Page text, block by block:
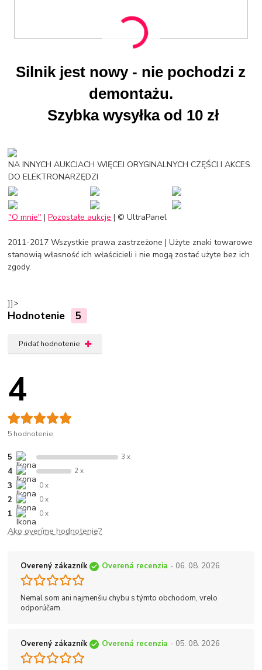
Silnik jest nowy - nie pochodzi z
demontażu.
Szybka wysyłka od 10 zł
NA INNYCH AUKCJACH WIĘCEJ ORYGINALNYCH CZĘŚCI I AKCES.
DO ELEKTRONARZĘDZI
"O mnie" |Pozostałe aukcje |© UltraPanel
2011-2017 Wszystkie prawa zastrzeżone | Użyte znaki towarowe
stanowią własność ich właścicieli i nie mogą zostać użyte bez ich
zgody.
]]>
Hodnotenie 5
Pridať hodnotenie
4
5 hodnotenie
5 3 x
4 2 x
3 0 x
2 0 x
1 0 x
Ako overíme hodnotenie?
Overený zákazník Overená recenzia - 06. 08. 2026
Nemal som ani najmenšiu chybu s týmto obchodom, vrelo
odporúčam.
Overený zákazník Overená recenzia - 05. 08. 2026